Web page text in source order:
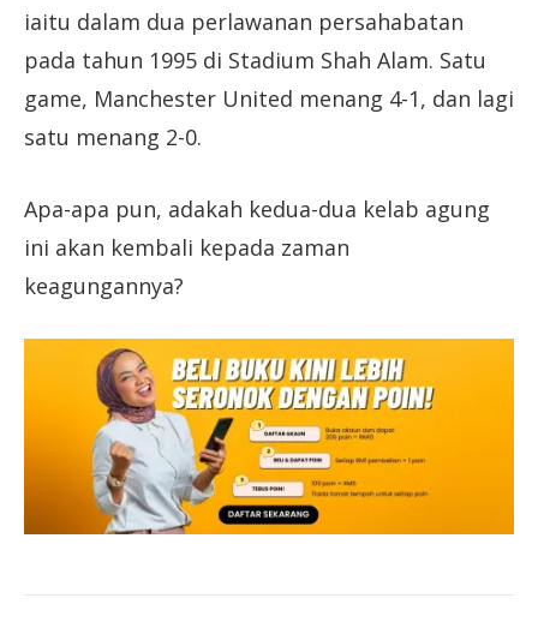
iaitu dalam dua perlawanan persahabatan
pada tahun 1995 di Stadium Shah Alam. Satu
game, Manchester United menang 4-1, dan lagi
satu menang 2-0.
Apa-apa pun, adakah kedua-dua kelab agung
ini akan kembali kepada zaman
keagungannya?